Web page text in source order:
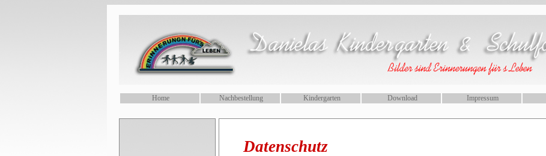
Home Nachbestellung Kindergarten Download Impressum
Datenschutz